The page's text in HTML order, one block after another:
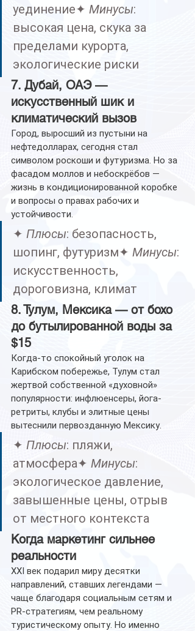
уединение✦ Минусы:
высокая цена, скука за
пределами курорта,
экологические риски
7. Дубай, ОАЭ —
искусственный шик и
климатический вызов
Город, выросший из пустыни на
нефтедолларах, сегодня стал
символом роскоши и футуризма. Но за
фасадом моллов и небоскрёбов —
жизнь в кондиционированной коробке
и вопросы о правах рабочих и
устойчивости.
✦ Плюсы: безопасность,
шопинг, футуризм✦ Минусы:
искусственность,
дороговизна, климат
8. Тулум, Мексика — от бохо
до бутылированной воды за
$15
Когда-то спокойный уголок на
Карибском побережье, Тулум стал
жертвой собственной «духовной»
популярности: инфлюенсеры, йога-
ретриты, клубы и элитные цены
вытеснили первозданную Мексику.
✦ Плюсы: пляжи,
атмосфера✦ Минусы:
экологическое давление,
завышенные цены, отрыв
от местного контекста
Когда маркетинг сильнее
реальности
XXI век подарил миру десятки
направлений, ставших легендами —
чаще благодаря социальным сетям и
PR-стратегиям, чем реальному
туристическому опыту. Но именно